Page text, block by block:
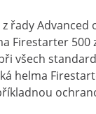
řady
Firestarter
všech
helma